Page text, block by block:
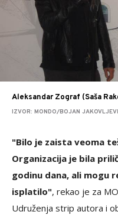
Aleksandar Zograf (Saša
IZVOR: MONDO/BOJAN
"Bilo je zaista veoma
Organizacija je bila
godinu dana, ali mogu
isplatilo", rekao je za
Udruženja strip autora i